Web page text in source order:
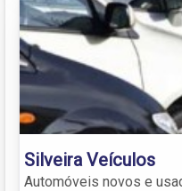
Silveira Veículos
Automóveis novos e